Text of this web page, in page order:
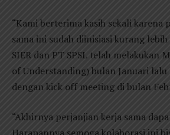
“Kami berterima kasih sekali karena
sama ini sudah diinisiasi kurang
SIER dan PT SPSL telah melakukan
of Understanding) bulan Januari
dengan kick off meeting di bulan
“Akhirnya perjanjian kerja sama